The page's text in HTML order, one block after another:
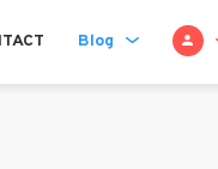
Blog SE